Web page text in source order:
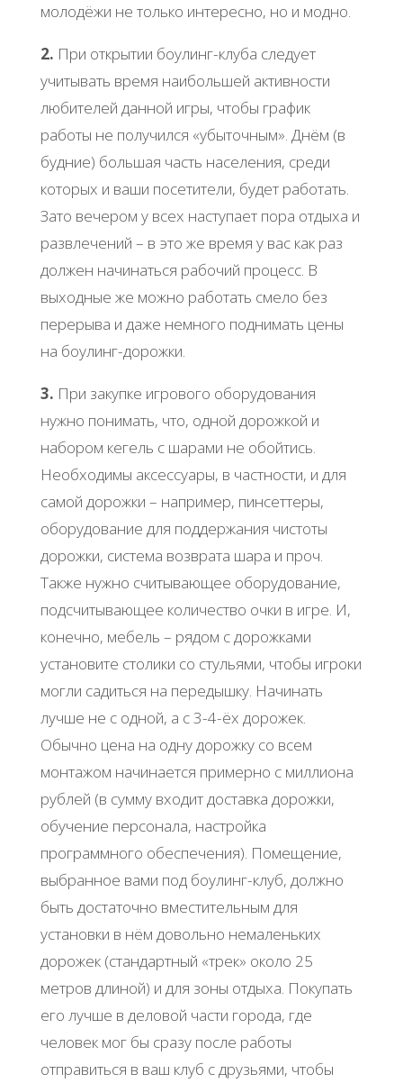
молодёжи не только интересно, но и модно.
2. При открытии боулинг-клуба следует
учитывать время наибольшей активности
любителей данной игры, чтобы график
работы не получился «убыточным». Днём (в
будние) большая часть населения, среди
которых и ваши посетители, будет работать.
Зато вечером у всех наступает пора отдыха и
развлечений – в это же время у вас как раз
должен начинаться рабочий процесс. В
выходные же можно работать смело без
перерыва и даже немного поднимать цены
на боулинг-дорожки.
3. При закупке игрового оборудования
нужно понимать, что, одной дорожкой и
набором кегель с шарами не обойтись.
Необходимы аксессуары, в частности, и для
самой дорожки – например, пинсеттеры,
оборудование для поддержания чистоты
дорожки, система возврата шара и проч.
Также нужно считывающее оборудование,
подсчитывающее количество очки в игре. И,
конечно, мебель – рядом с дорожками
установите столики со стульями, чтобы игроки
могли садиться на передышку. Начинать
лучше не с одной, а с 3-4-ёх дорожек.
Обычно цена на одну дорожку со всем
монтажом начинается примерно с миллиона
рублей (в сумму входит доставка дорожки,
обучение персонала, настройка
программного обеспечения). Помещение,
выбранное вами под боулинг-клуб, должно
быть достаточно вместительным для
установки в нём довольно немаленьких
дорожек (стандартный «трек» около 25
метров длиной) и для зоны отдыха. Покупать
его лучше в деловой части города, где
человек мог бы сразу после работы
отправиться в ваш клуб с друзьями, чтобы